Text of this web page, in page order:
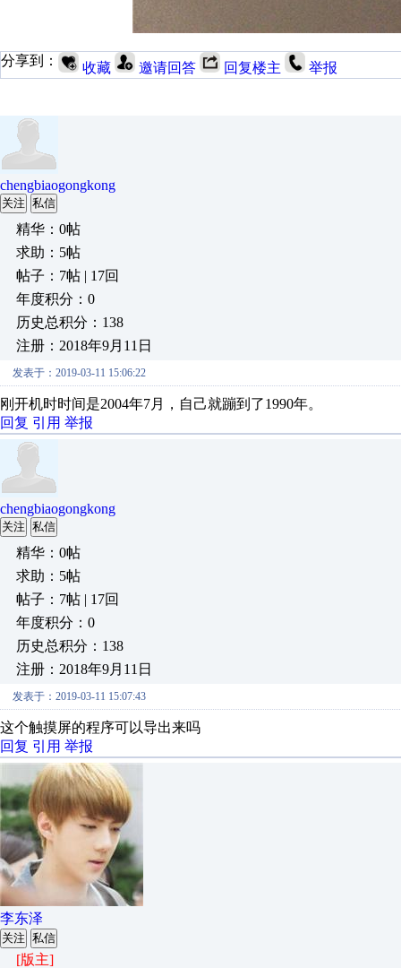
分享到： 收藏 邀请回答 回复楼主 举报
chengbiaogongkong
关注 私信
精华：0帖
求助：5帖
帖子：7帖 | 17回
年度积分：0
历史总积分：138
注册：2018年9月11日
发表于：2019-03-11 15:06:22
刚开机时时间是2004年7月，自己就蹦到了1990年。
回复 引用 举报
chengbiaogongkong
关注 私信
精华：0帖
求助：5帖
帖子：7帖 | 17回
年度积分：0
历史总积分：138
注册：2018年9月11日
发表于：2019-03-11 15:07:43
这个触摸屏的程序可以导出来吗
回复 引用 举报
李东泽
关注 私信
[版主]